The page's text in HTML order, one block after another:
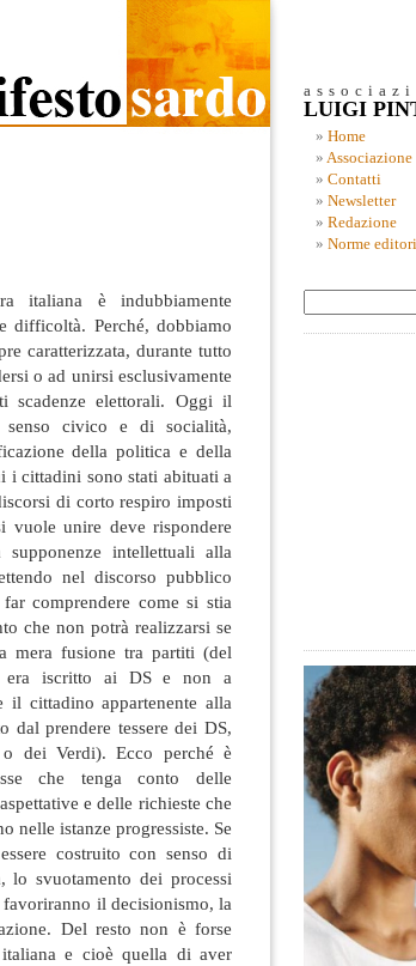
italiana è indubbiamente
difficoltà. Perché, dobbiamo
caratterizzata, durante tutto
o ad unirsi esclusivamente
scadenze elettorali. Oggi il
civico e di socialità,
della politica e della
i cittadini sono stati abituati a
di corto respiro imposti
vuole unire deve rispondere
intellettuali alla
nel discorso pubblico
comprendere come si stia
che non potrà realizzarsi se
mera fusione tra partiti (del
era iscritto ai DS e non a
il cittadino appartenente alla
dal prendere tessere dei DS,
dei Verdi). Ecco perché è
che tenga conto delle
e delle richieste che
nelle istanze progressiste. Se
costruito con senso di
lo svuotamento dei processi
il decisionismo, la
Del resto non è forse
e cioè quella di aver
LUIGI
Home
Associazione
Contatti
Newsletter
Redazione
Norme